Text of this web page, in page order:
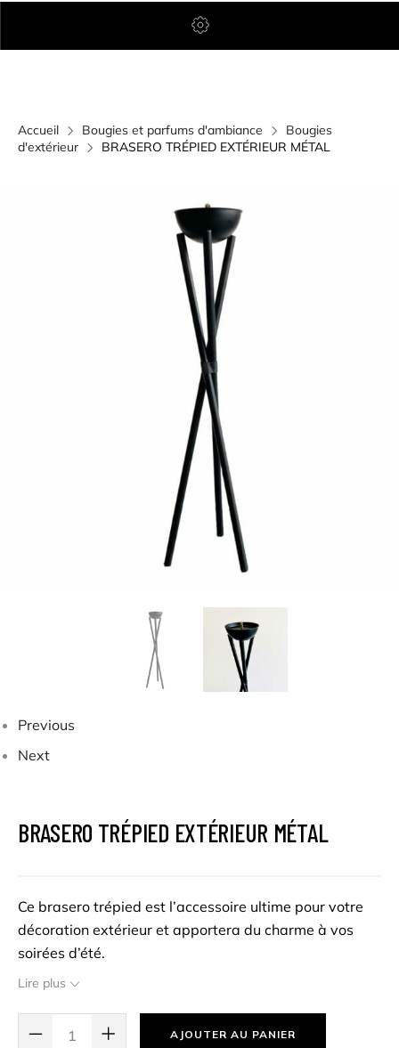
Accueil Bougies et parfums d'ambiance
Bougies
d'extérieur
BRASERO TRÉPIED EXTÉRIEUR MÉTAL
Previous
Next
BRASERO TRÉPIED EXTÉRIEUR MÉTAL
Ce brasero trépied est l’accessoire ultime pour votre
décoration extérieur et apportera du charme à vos
soirées d’été.
Rechargeable.
Hauteur : 140 cm
Lire plus
AJOUTER AU PANIER